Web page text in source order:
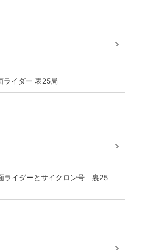
ライダー 表25局
ライダーとサイクロン号 裏25